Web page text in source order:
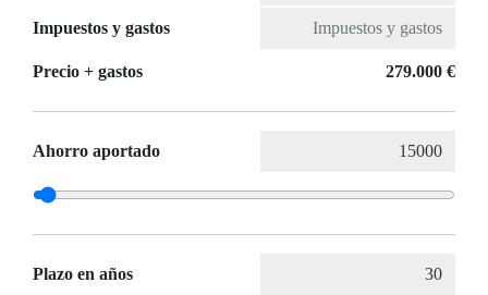
Impuestos y gastos
Precio + gastos 279.000 €
Ahorro aportado
Plazo en años